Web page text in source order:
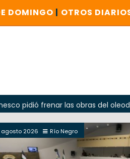
DOMINGO | OTROS
frenar las obras del oleoducto en
agosto 2026 Río Negro